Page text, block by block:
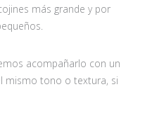
más grande y por
acompañarlo con un
mismo tono o textura, si